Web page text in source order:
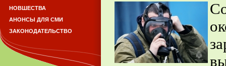
НОВШЕСТВА
АНОНСЫ ДЛЯ СМИ
ЗАКОНОДАТЕЛЬСТВО